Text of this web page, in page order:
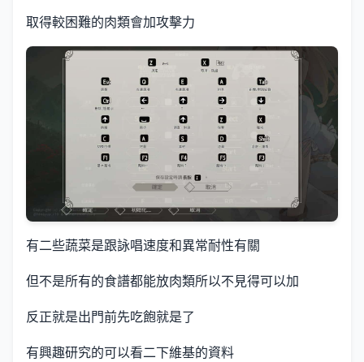
取得較困難的肉類會加攻擊力
有二些蔬菜是跟詠唱速度和異常耐性有關
但不是所有的食譜都能放肉類所以不見得可以加
反正就是出門前先吃飽就是了
有興趣研究的可以看二下維基的資料